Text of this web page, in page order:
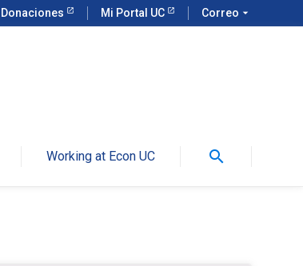
Donaciones Mi Portal UC Correo arrow_drop_down
Working at Econ UC search